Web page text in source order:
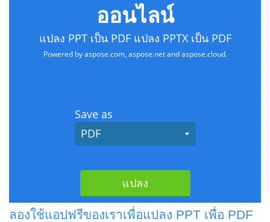
ลองใช้แอปฟรีของเราเพื่อแปลง PPT เพื่อ PDF